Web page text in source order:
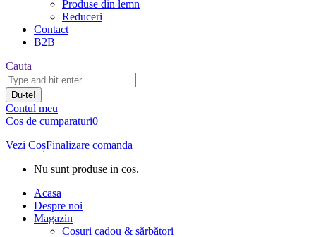
Produse din lemn
Reduceri
Contact
B2B
Căutare:
Cauta
Contul meu
Cos de cumparaturi0
Vezi CoșFinalizare comanda
Nu sunt produse in cos.
Acasa
Despre noi
Magazin
Coșuri cadou & sărbători